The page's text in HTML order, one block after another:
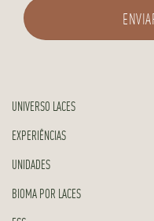
UNIVERSO LACES
EXPERIÊNCIAS
UNIDADES
BIOMA POR LACES